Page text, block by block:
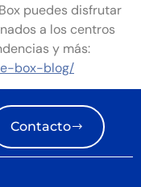
puedes disfrutar
a los centros
y más:
box-blog/
Contacto